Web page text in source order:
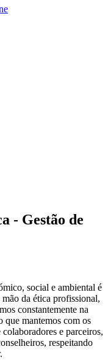
- Gestão de
social e ambiental é
da ética profissional,
constantemente na
que mantemos com os
e parceiros,
respeitando